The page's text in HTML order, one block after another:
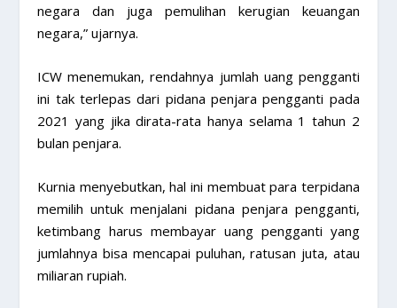
negara dan juga pemulihan kerugian keuangan
negara,” ujarnya.
ICW menemukan, rendahnya jumlah uang pengganti
ini tak terlepas dari pidana penjara pengganti pada
2021 yang jika dirata-rata hanya selama 1 tahun 2
bulan penjara.
Kurnia menyebutkan, hal ini membuat para terpidana
memilih untuk menjalani pidana penjara pengganti,
ketimbang harus membayar uang pengganti yang
jumlahnya bisa mencapai puluhan, ratusan juta, atau
miliaran rupiah.